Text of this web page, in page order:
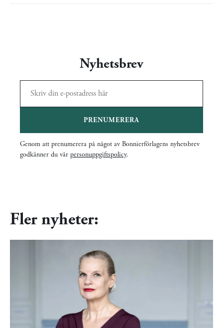
Nyhetsbrev
PRENUMERERA
Genom att prenumerera på något av Bonnierförlagens nyhetsbrev
godkänner du vår personuppgiftspolicy.
Fler nyheter: